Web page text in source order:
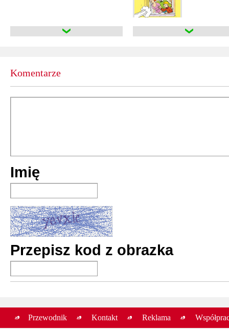
Kubuś
Komentarze
Imię
Przepisz kod z obrazka
Przewodnik Kontakt Reklama